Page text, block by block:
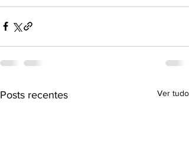
Posts recentes Ver tudo